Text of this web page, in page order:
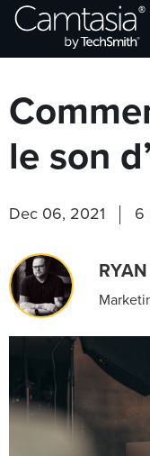
Passer
directement
Browse Categories
le son
Dec 06, 2021 6